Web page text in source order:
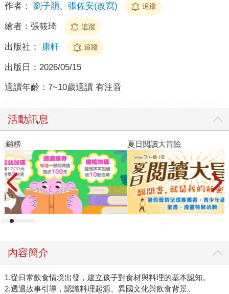
作者： 劉子韻、張佐安(改寫) 追蹤
繪者： 張筱琦 追蹤
出版社： 康軒 追蹤
出版日： 2026/05/15
適讀年齡： 7~10歲適讀 有注音
活動訊息
夏日閱讀大冒險
內容簡介
1.從日常飲食情境出發，建立孩子對食材與料理的基本認知。
2.透過故事引導，認識料理起源、異國文化與飲食背景。